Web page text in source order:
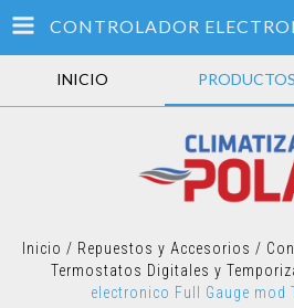
INICIO PRODUCTOS
Inicio / Repuestos y Accesorios /
Termostatos Digitales y
electronico Full Gauge mod